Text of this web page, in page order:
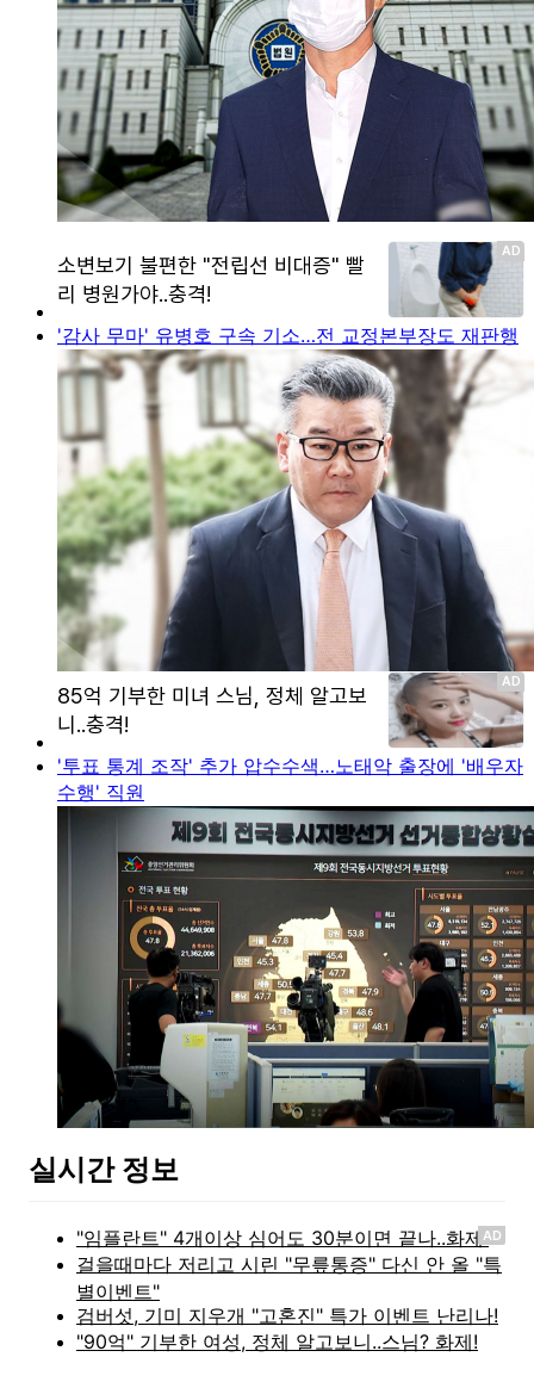
'감사 무마' 유병호 구속 기소…전 교정본부장도 재판행
'투표 통계 조작' 추가 압수수색…노태악 출장에 '배우자
수행' 직원
실시간 정보
AD